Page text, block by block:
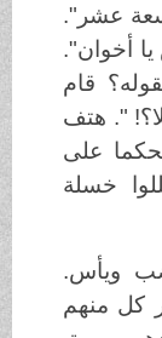
عشر".
قام
". هتف
على
خسلة
ويأس.
منهم